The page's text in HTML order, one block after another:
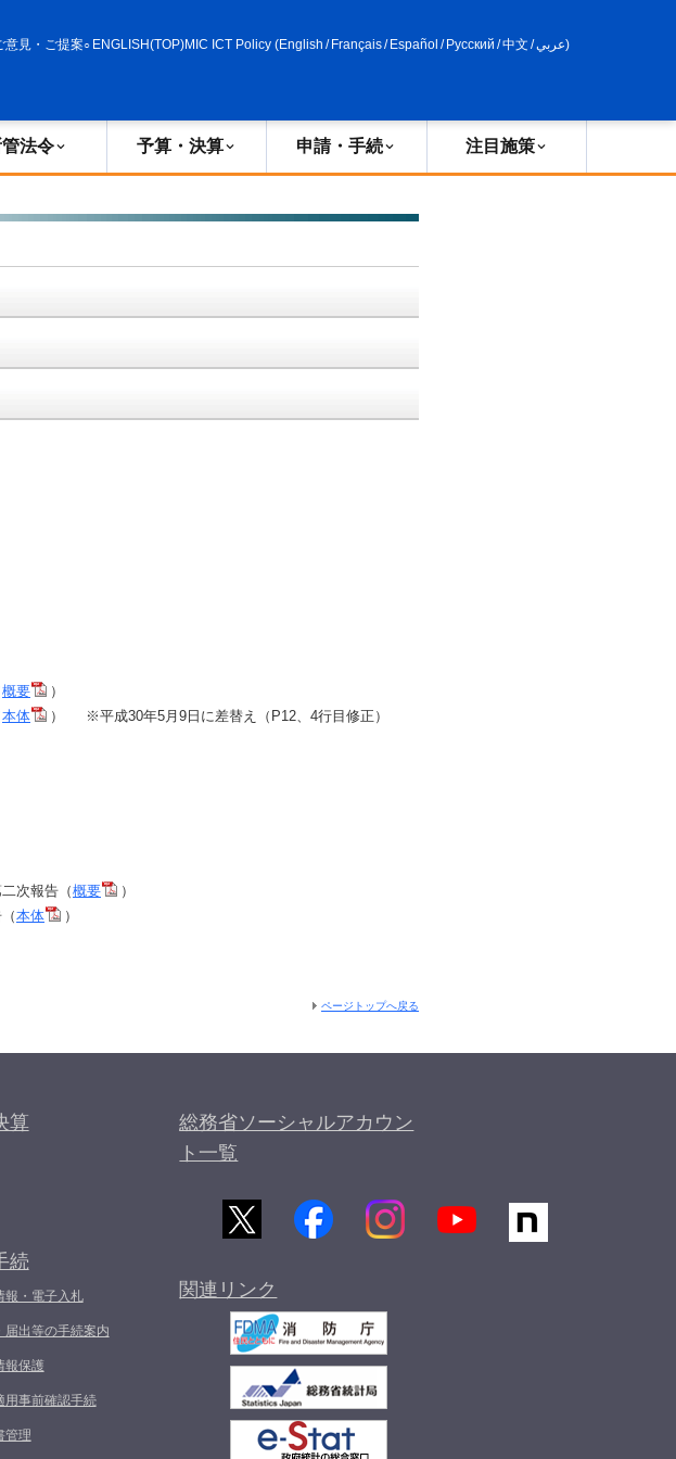
意見・ご提案 ENGLISH(TOP)MIC ICT Policy (English / Français/ Español / Русский /中文 /عربي)
管法令 予算・決算 申請・手続 注目施策
概要
）
本体
） ※平成30年5月9日に差替え（P12、4行目修正）
次報告（概要
）
本体 ）
ページトップへ戻る
算
続
報・電子入札
届出等の手続案内
報保護
用事前確認手続
管理
総務省ソーシャルアカウン
ト一覧
関連リンク